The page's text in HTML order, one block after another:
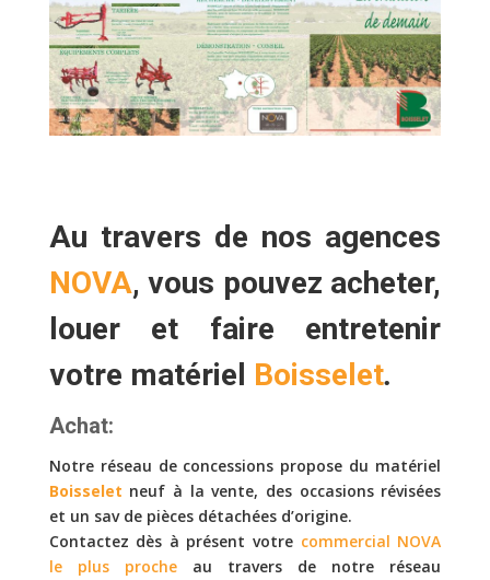
Au travers de nos agences
NOVA, vous pouvez acheter,
loueret faire entretenir
votre matériel Boisselet.
Achat:
Notre réseau de concessions propose du matériel
Boisselet neuf à la vente, des occasions révisées
et un sav de pièces détachées d’origine.
Contactez dès à présent votre commercial NOVA
le plus procheau travers de notre réseau